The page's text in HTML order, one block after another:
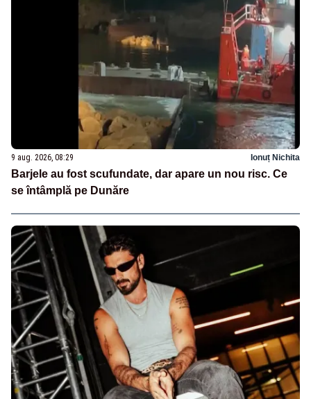
9 aug. 2026, 08:29 Ionuț Nichita
Barjele au fost scufundate, dar apare un nou risc. Ce
se întâmplă pe Dunăre